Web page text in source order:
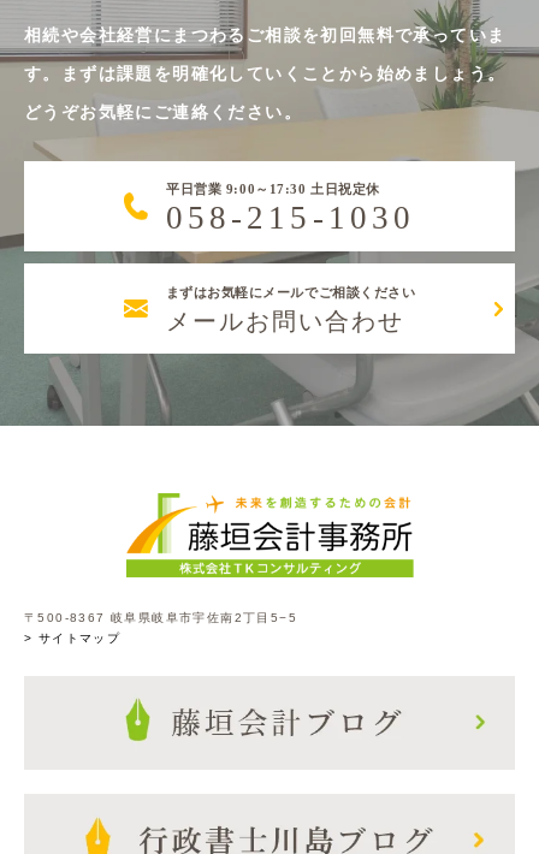
相続や会社経営にまつわるご相談を初回無料で承っていま
す。まずは課題を明確化していくことから始めましょう。
どうぞお気軽にご連絡ください。
平日営業 9:00～17:30 土日祝定休
058-215-1030
まずはお気軽にメールでご相談ください
メールお問い合わせ
〒500-8367 岐阜県岐阜市宇佐南2丁目5−5
> サイトマップ